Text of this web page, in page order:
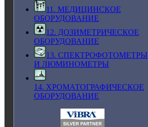
11. МЕДИЦИНСКОЕ
ОБОРУДОВАНИЕ
12. ДОЗИМЕТРИЧЕСКОЕ
ОБОРУДОВАНИЕ
13. СПЕКТРОФОТОМЕТРЫ
И ЛЮМИНОМЕТРЫ
14. ХРОМАТОГРАФИЧЕСКОЕ
ОБОРУДОВАНИЕ